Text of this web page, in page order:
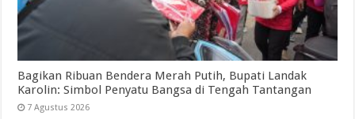
Bagikan Ribuan Bendera Merah Putih, Bupati Landak
Karolin: Simbol Penyatu Bangsa di Tengah Tantangan
7 Agustus 2026